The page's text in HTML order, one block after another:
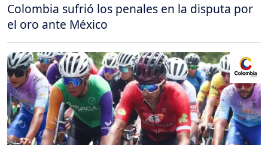
Colombia sufrió los penales en la disputa por
el oro ante México